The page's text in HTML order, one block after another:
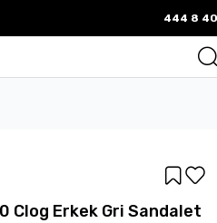
1000 TL
444 8
Clog Erkek Gri Sandalet